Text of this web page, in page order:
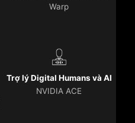
Warp
Trợ lý Digital Humans và AI
NVIDIA ACE